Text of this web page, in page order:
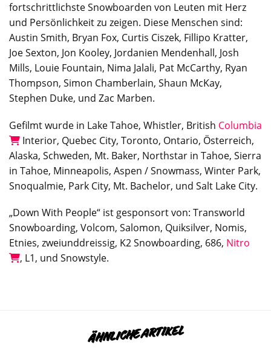
fortschrittlichste Snowboarden von Leuten mit Herz
und Persönlichkeit zu zeigen. Diese Menschen sind:
Austin Smith, Bryan Fox, Curtis Ciszek, Fillipo Kratter,
Joe Sexton, Jon Kooley, Jordanien Mendenhall, Josh
Mills, Louie Fountain, Nima Jalali, Pat McCarthy, Ryan
Thompson, Simon Chamberlain, Shaun McKay,
Stephen Duke, und Zac Marben.
Gefilmt wurde in Lake Tahoe, Whistler, British Columbia
Interior, Quebec City, Toronto, Ontario, Österreich,
Alaska, Schweden, Mt. Baker, Northstar in Tahoe, Sierra
in Tahoe, Minneapolis, Aspen / Snowmass, Winter Park,
Snoqualmie, Park City, Mt. Bachelor, und Salt Lake City.
„Down With People“ ist gesponsort von: Transworld
Snowboarding, Volcom, Salomon, Quiksilver, Nomis,
Etnies, zweiunddreissig, K2 Snowboarding, 686, Nitro
, L1, und Snowstyle.
ÄHNLICHE ARTIKEL